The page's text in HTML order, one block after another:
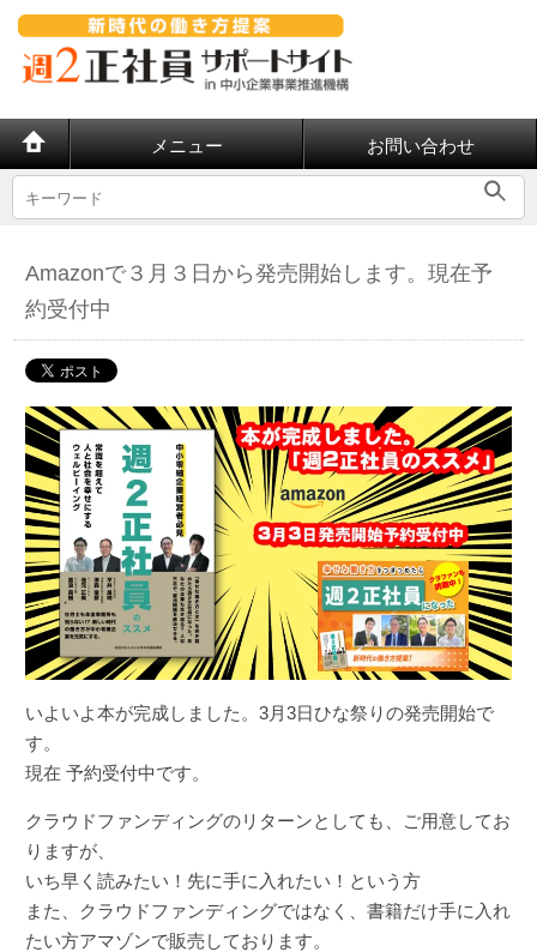
メニュー お問い合わせ
Amazonで３月３日から発売開始します。現在予
約受付中
いよいよ本が完成しました。3月3日ひな祭りの発売開始で
す。
現在 予約受付中です。
クラウドファンディングのリターンとしても、ご用意してお
りますが、
いち早く読みたい！先に手に入れたい！という方
また、クラウドファンディングではなく、書籍だけ手に入れ
たい方アマゾンで販売しております。